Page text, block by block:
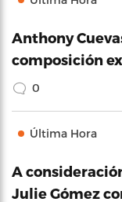
Anthony
composición
0
Última Hora
A
Julie Gómez